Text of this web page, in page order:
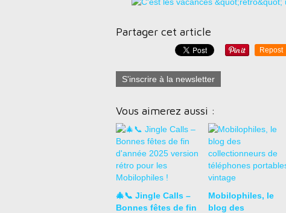
Partager cet article
Repost
S'inscrire à la newsletter
Vous aimerez aussi :
🎄📞 Jingle Calls –
Bonnes fêtes de fin
Mobilophiles, le
blog des